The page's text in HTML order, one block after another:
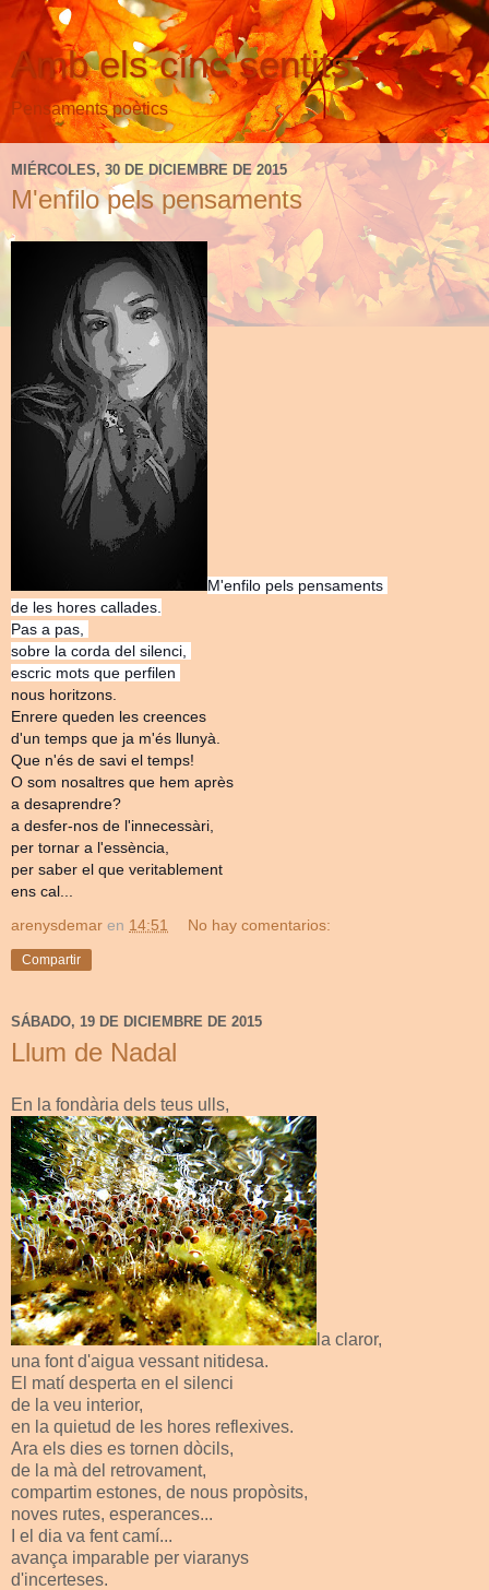
Amb els cinc sentits
Pensaments poètics
MIÉRCOLES, 30 DE DICIEMBRE DE 2015
M'enfilo pels pensaments
M'enfilo pels pensaments
de les hores callades.
Pas a pas,
sobre la corda del silenci,
escric mots que perfilen
nous horitzons.
Enrere queden les creences
d'un temps que ja m'és llunyà.
Que n'és de savi el temps!
O som nosaltres que hem après
a desaprendre?
a desfer-nos de l'innecessàri,
per tornar a l'essència,
per saber el que veritablement
ens cal...
arenysdemar en 14:51 No hay comentarios:
Compartir
SÁBADO, 19 DE DICIEMBRE DE 2015
Llum de Nadal
En la fondària dels teus ulls,
la claror,
una font d'aigua vessant nitidesa.
El matí desperta en el silenci
de la veu interior,
en la quietud de les hores reflexives.
Ara els dies es tornen dòcils,
de la mà del retrovament,
compartim estones, de nous propòsits,
noves rutes, esperances...
I el dia va fent camí...
avança imparable per viaranys
d'incerteses.